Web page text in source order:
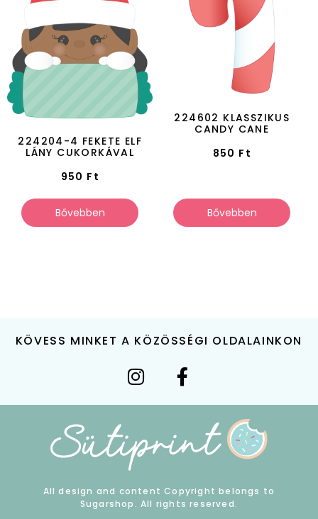
224204-4 FEKETE ELF
LÁNY CUKORKÁVAL
950 Ft
Bővebben
224602 KLASSZIKUS
CANDY CANE
850 Ft
Bővebben
KÖVESS MINKET A KÖZÖSSÉGI OLDALAINKON
All design and content Copyright belongs to
Sugarshop. All rights reserved.